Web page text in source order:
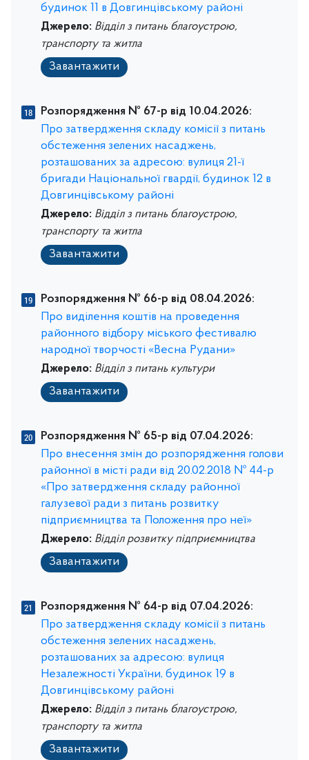
будинок 11 в Довгинцівському районі
Джерело: Відділ з питань благоустрою,
транспорту та житла
Завантажити
Розпорядження № 67-р від 10.04.2026:
Про затвердження складу комісії з питань
обстеження зелених насаджень,
розташованих за адресою: вулиця 21-ї
бригади Національної гвардії, будинок 12 в
Довгинцівському районі
Джерело: Відділ з питань благоустрою,
транспорту та житла
Завантажити
Розпорядження № 66-р від 08.04.2026:
Про виділення коштів на проведення
районного відбору міського фестивалю
народної творчості «Весна Рудани»
Джерело: Відділ з питань культури
Завантажити
Розпорядження № 65-р від 07.04.2026:
Про внесення змін до розпорядження голови
районної в місті ради від 20.02.2018 № 44-р
«Про затвердження складу районної
галузевої ради з питань розвитку
підприємництва та Положення про неї»
Джерело: Відділ розвитку підприємництва
Завантажити
Розпорядження № 64-р від 07.04.2026:
Про затвердження складу комісії з питань
обстеження зелених насаджень,
розташованих за адресою: вулиця
Незалежності України, будинок 19 в
Довгинцівському районі
Джерело: Відділ з питань благоустрою,
транспорту та житла
Завантажити